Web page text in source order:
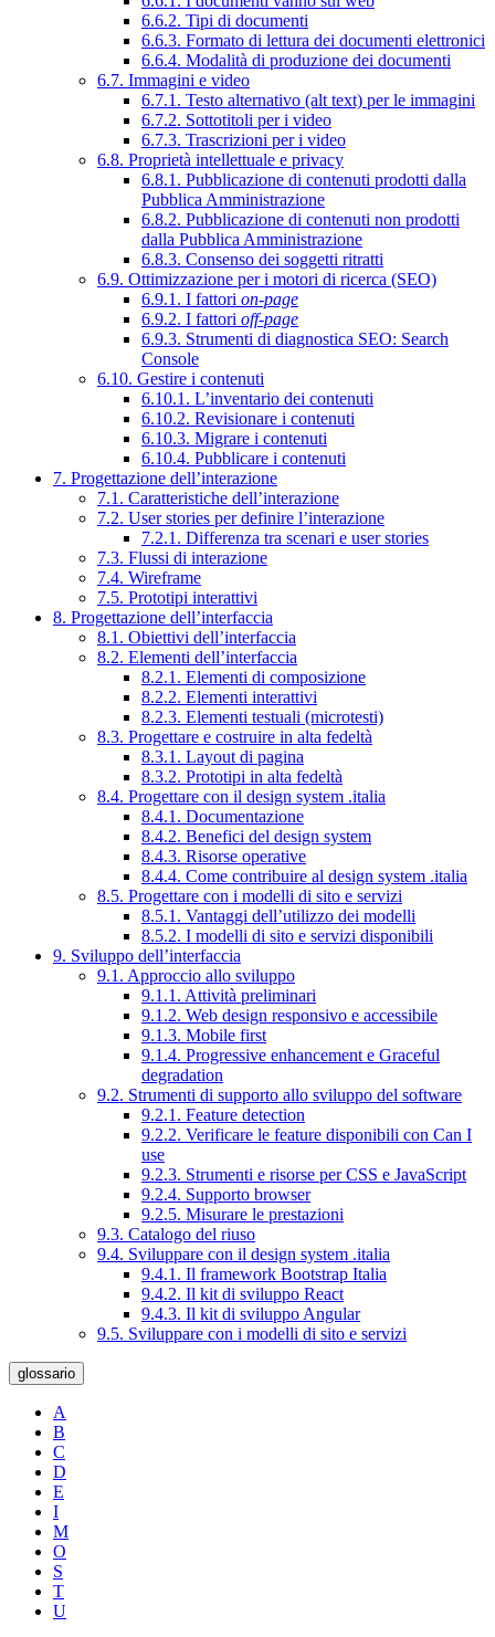
6.6.2. Tipi di documenti
6.6.3. Formato di lettura dei documenti elettronici
6.6.4. Modalità di produzione dei documenti
6.7. Immagini e video
6.7.1. Testo alternativo (alt text) per le immagini
6.7.2. Sottotitoli per i video
6.7.3. Trascrizioni per i video
6.8. Proprietà intellettuale e privacy
6.8.1. Pubblicazione di contenuti prodotti dalla
Pubblica Amministrazione
6.8.2. Pubblicazione di contenuti non prodotti
dalla Pubblica Amministrazione
6.8.3. Consenso dei soggetti ritratti
6.9. Ottimizzazione per i motori di ricerca (SEO)
6.9.1. I fattori on-page
6.9.2. I fattori off-page
6.9.3. Strumenti di diagnostica SEO: Search
Console
6.10. Gestire i contenuti
6.10.1. L’inventario dei contenuti
6.10.2. Revisionare i contenuti
6.10.3. Migrare i contenuti
6.10.4. Pubblicare i contenuti
7. Progettazione dell’interazione
7.1. Caratteristiche dell’interazione
7.2. User stories per definire l’interazione
7.2.1. Differenza tra scenari e user stories
7.3. Flussi di interazione
7.4. Wireframe
7.5. Prototipi interattivi
8. Progettazione dell’interfaccia
8.1. Obiettivi dell’interfaccia
8.2. Elementi dell’interfaccia
8.2.1. Elementi di composizione
8.2.2. Elementi interattivi
8.2.3. Elementi testuali (microtesti)
8.3. Progettare e costruire in alta fedeltà
8.3.1. Layout di pagina
8.3.2. Prototipi in alta fedeltà
8.4. Progettare con il design system .italia
8.4.1. Documentazione
8.4.2. Benefici del design system
8.4.3. Risorse operative
8.4.4. Come contribuire al design system .italia
8.5. Progettare con i modelli di sito e servizi
8.5.1. Vantaggi dell’utilizzo dei modelli
8.5.2. I modelli di sito e servizi disponibili
9. Sviluppo dell’interfaccia
9.1. Approccio allo sviluppo
9.1.1. Attività preliminari
9.1.2. Web design responsivo e accessibile
9.1.3. Mobile first
9.1.4. Progressive enhancement e Graceful
degradation
9.2. Strumenti di supporto allo sviluppo del software
9.2.1. Feature detection
9.2.2. Verificare le feature disponibili con Can I
use
9.2.3. Strumenti e risorse per CSS e JavaScript
9.2.4. Supporto browser
9.2.5. Misurare le prestazioni
9.3. Catalogo del riuso
9.4. Sviluppare con il design system .italia
9.4.1. Il framework Bootstrap Italia
9.4.2. Il kit di sviluppo React
9.4.3. Il kit di sviluppo Angular
9.5. Sviluppare con i modelli di sito e servizi
glossario
A
B
C
D
E
I
M
O
S
T
U